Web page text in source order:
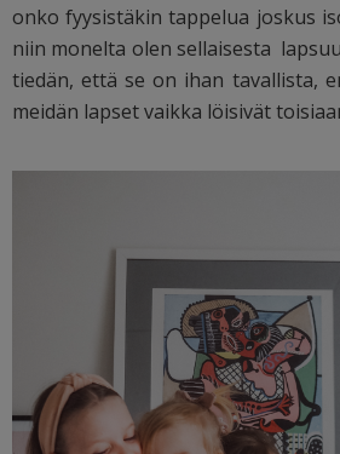
onko fyysistäkin tappelua joskus
niin monelta olen sellaisesta
tiedän, että se on ihan tavallista,
meidän lapset vaikka löisivät